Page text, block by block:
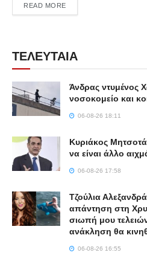
READ MOREDETAILS
ΤΕΛΕΥΤΑΙΑ
Άνδρας ντυμένος
νοσοκομείο και
06-08-26 18:11
Κυριάκος
να είναι άλλο
06-08-26 17:58
Τζούλια
απάντηση στη
σιωπή μου
ανάκληση θα
06-08-26 16:55